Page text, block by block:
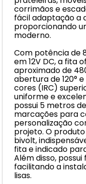
corrimãos e
fácil adaptação a
proporcionando
moderno.
Com potência de
em 12V DC, a fita
aproximado de
abertura de 120°
cores (IRC)
uniforme e
possui 5 metros
marcações para
personalização
projeto. O
bivolt,
fita e indicado
Além disso,
facilitando a
lisas.